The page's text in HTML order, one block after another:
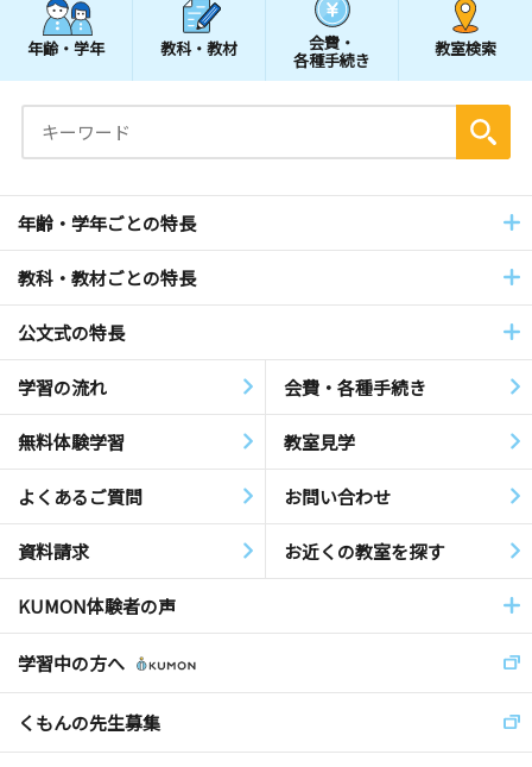
年齢・学年 教科・教材 会費・
各種手続き
教室検索
年齢・学年ごとの特長
教科・教材ごとの特長
公文式の特長
学習の流れ 会費・各種手続き
無料体験学習 教室見学
よくあるご質問 お問い合わせ
資料請求 お近くの教室を探す
KUMON体験者の声
学習中の方へ
くもんの先生募集